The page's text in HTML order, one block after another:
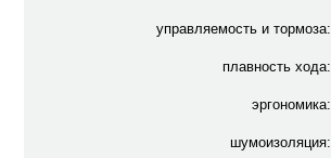
управляемость и тормоза:
плавность хода:
эргономика:
шумоизоляция: